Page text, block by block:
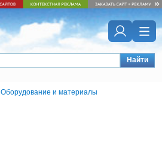
Найти
Оборудование и материалы